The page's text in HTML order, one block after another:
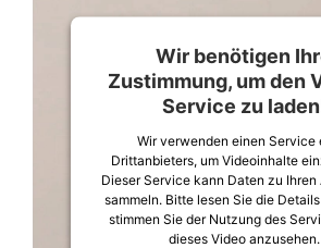
Wir benötigen
Zustimmung, um den
Service zu
Wir verwenden einen Service
Drittanbieters, um Videoinhalte
Dieser Service kann Daten zu
sammeln. Bitte lesen Sie die
stimmen Sie der Nutzung des
dieses Video anzusehen.